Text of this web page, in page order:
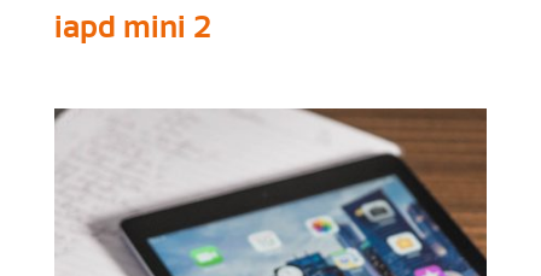
iapd mini 2